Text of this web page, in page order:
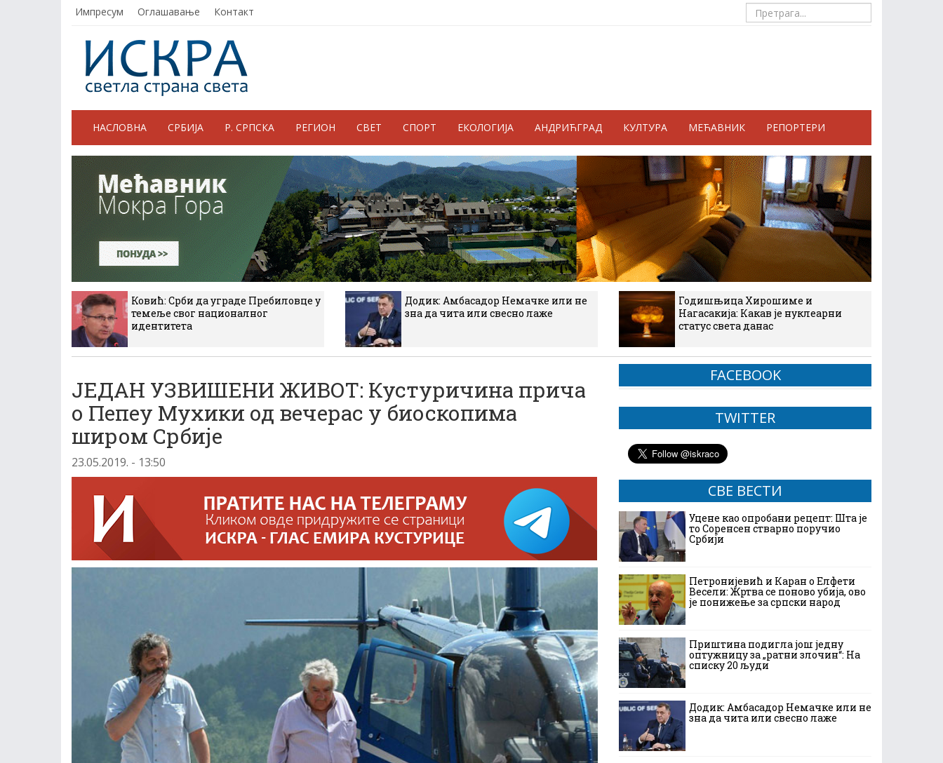
Импресум Оглашавање Контакт
НАСЛОВНА СРБИЈА Р. СРПСКА РЕГИОН СВЕТ СПОРТ ЕКОЛОГИЈА АНДРИЋГРАД КУЛТУРА МЕЋАВНИК РЕПОРТЕРИ
Ковић: Срби да уграде Пребиловце у
темеље свог националног
идентитета
Додик: Амбасадор Немачке или не
зна да чита или свесно лаже
Годишњица Хирошиме и
Нагасакија: Какав је нуклеарни
статус света данас
ЈЕДАН УЗВИШЕНИ ЖИВОТ: Кустуричина прича
о Пепеу Мухики од вечерас у биоскопима
широм Србије
23.05.2019. - 13:50
FACEBOOK
TWITTER
СВЕ ВЕСТИ
Уцене као опробани рецепт: Шта је
то Соренсен стварно поручио
Србији
Петронијевић и Каран о Елфети
Весели: Жртва се поново убија, ово
је понижење за српски народ
Приштина подигла још једну
оптужницу за „ратни злочин“: На
списку 20 људи
Додик: Амбасадор Немачке или не
зна да чита или свесно лаже